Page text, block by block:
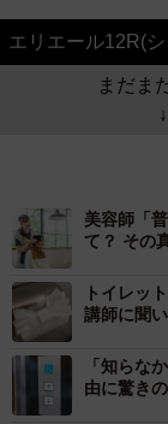
エリエール12R(
まだま
美容師「
て？ その
トイレッ
講師に聞
「知らな
由に驚き